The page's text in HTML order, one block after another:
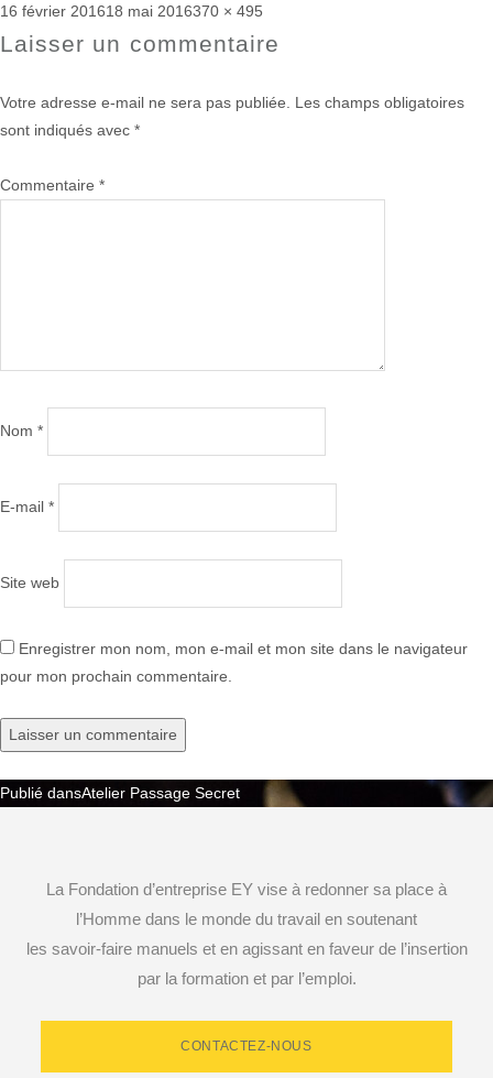
Publié
le
16 février 201618 mai 2016Taille
réelle
370 × 495
Laisser un commentaire
Votre adresse e-mail ne sera pas publiée.
Les champs obligatoires
sont indiqués avec *
Commentaire *
Nom *
E-mail *
Site web
Enregistrer mon nom, mon e-mail et mon site dans le navigateur
pour mon prochain commentaire.
Navigation
l’article
Publié dansAtelier Passage Secret
La Fondation d’entreprise EY vise à redonner sa place à
l’Homme dans le monde du travail en soutenant
les savoir-faire manuels et en agissant en faveur de l’insertion
par la formation et par l’emploi.
CONTACTEZ-NOUS